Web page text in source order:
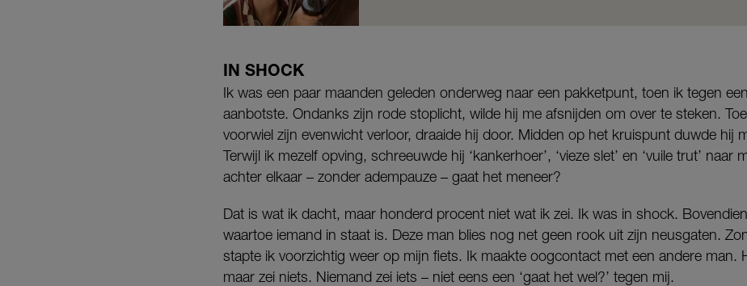
IN SHOCK
Ik was een paar maanden geleden onderweg naar een pakketpunt, toen ik tegen
aanbotste. Ondanks zijn rode stoplicht, wilde hij me afsnijden om over te steken.
voorwiel zijn evenwicht verloor, draaide hij door. Midden op het kruispunt duwde hij
Terwijl ik mezelf opving, schreeuwde hij ‘kankerhoer’, ‘vieze slet’ en ‘vuile trut’ naar
achter elkaar – zonder adempauze – gaat het meneer?
Dat is wat ik dacht, maar honderd procent niet wat ik zei. Ik was in shock.
waartoe iemand in staat is. Deze man blies nog net geen rook uit zijn neusgaten.
stapte ik voorzichtig weer op mijn fiets. Ik maakte oogcontact met een andere man.
maar zei niets. Niemand zei iets – niet eens een ‘gaat het wel?’ tegen mij.